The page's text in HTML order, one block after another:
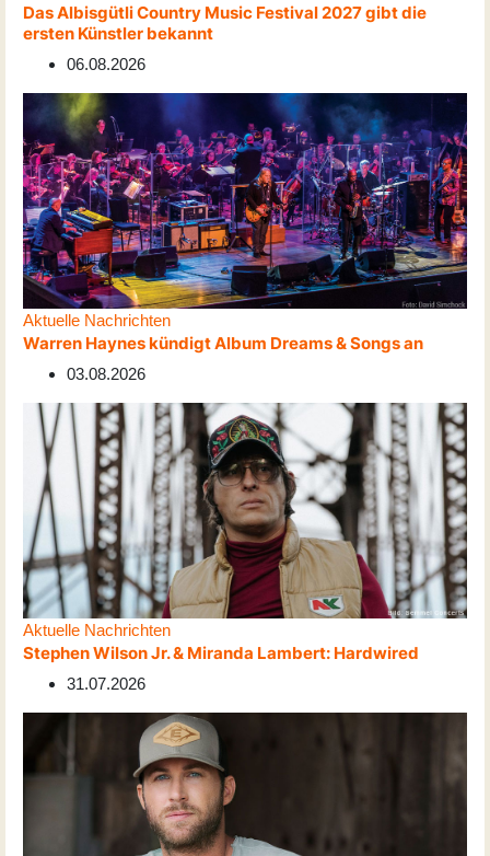
Das Albisgütli Country Music Festival 2027 gibt die
ersten Künstler bekannt
06.08.2026
Aktuelle Nachrichten
Warren Haynes kündigt Album Dreams & Songs an
03.08.2026
Aktuelle Nachrichten
Stephen Wilson Jr. & Miranda Lambert: Hardwired
31.07.2026